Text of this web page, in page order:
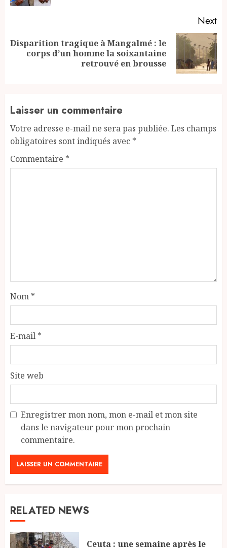
Next
Next
Disparition tragique à Mangalmé : le
corps d’un homme la soixantaine
retrouvé en brousse
Laisser un commentaire
Votre adresse e-mail ne sera pas publiée. Les champs
obligatoires sont indiqués avec *
Commentaire *
Nom *
E-mail *
Site web
Enregistrer mon nom, mon e-mail et mon site
dans le navigateur pour mon prochain
commentaire.
RELATED NEWS
Ceuta : une semaine après le